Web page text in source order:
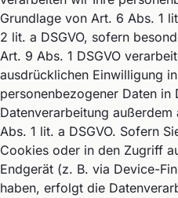
Grundlage von Art. 6 Abs. 1
2 lit. a DSGVO, sofern
Art. 9 Abs. 1 DSGVO
ausdrücklichen Einwilligung
personenbezogener Daten
Datenverarbeitung
Abs. 1 lit. a DSGVO. Sofern
Cookies oder in den Zugriff
Endgerät (z. B. via Device-
haben, erfolgt die